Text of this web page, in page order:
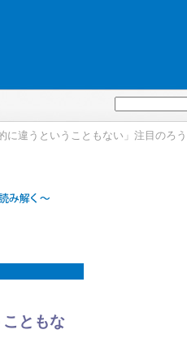
に違うということもない」注目のろ
こともな